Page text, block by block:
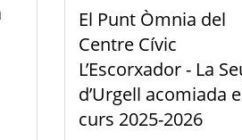
El Punt Òmnia del
Centre Cívic
L’Escorxador - La
d’Urgell acomiada
curs 2025-2026